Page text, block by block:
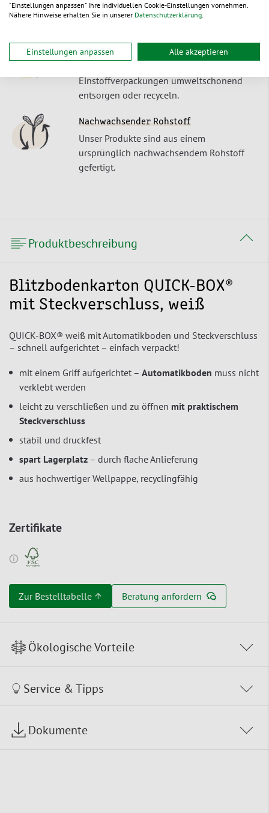
Werktagen ab Lager – oder zu Ihrem
Recyclebar
Einstoffverpackungen umweltschonend
entsorgen oder recyceln.
Nachwachsender Rohstoff
Unser Produkte sind aus einem
ursprünglich nachwachsendem Rohstoff
gefertigt.
Produktbeschreibung
Blitzbodenkarton QUICK-BOX®
mit Steckverschluss, weiß
QUICK-BOX® weiß mit Automatikboden und Steckverschluss
– schnell aufgerichtet – einfach verpackt!
mit einem Griff aufgerichtet – Automatikboden muss nicht
verklebt werden
leicht zu verschließen und zu öffnen mit praktischem
Steckverschluss
stabil und druckfest
spart Lagerplatz – durch flache Anlieferung
aus hochwertiger Wellpappe, recyclingfähig
Zertifikate
Zur Bestelltabelle ↑ Beratung anfordern
Ökologische Vorteile
Service & Tipps
Dokumente
"Einstellungen anpassen" Ihre individuellen Cookie-Einstellungen vornehmen.
Nähere Hinweise erhalten Sie in unserer Datenschutzerklärung.
Einstellungen anpassen Alle akzeptieren